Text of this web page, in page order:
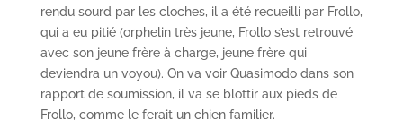
rendu sourd par les cloches, il a été recueilli par Frollo,
qui a eu pitié (orphelin très jeune, Frollo s’est retrouvé
avec son jeune frère à charge, jeune frère qui
deviendra un voyou). On va voir Quasimodo dans son
rapport de soumission, il va se blottir aux pieds de
Frollo, comme le ferait un chien familier.